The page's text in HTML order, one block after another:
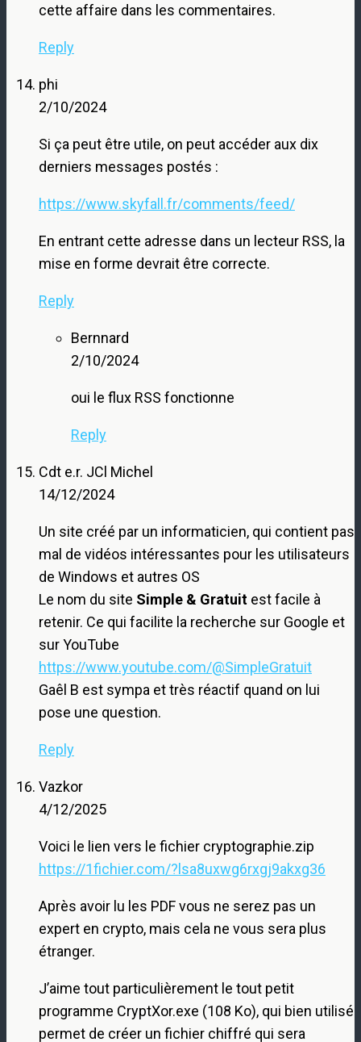
cette affaire dans les commentaires.
Reply
phi
2/10/2024
Si ça peut être utile, on peut accéder aux dix
derniers messages postés :
https://www.skyfall.fr/comments/feed/
En entrant cette adresse dans un lecteur RSS, la
mise en forme devrait être correcte.
Reply
Bernnard
2/10/2024
oui le flux RSS fonctionne
Reply
Cdt e.r. JCl Michel
14/12/2024
Un site créé par un informaticien, qui contient pas
mal de vidéos intéressantes pour les utilisateurs
de Windows et autres OS
Le nom du site Simple & Gratuit est facile à
retenir. Ce qui facilite la recherche sur Google et
sur YouTube
https://www.youtube.com/@SimpleGratuit
Gaêl B est sympa et très réactif quand on lui
pose une question.
Reply
Vazkor
4/12/2025
Voici le lien vers le fichier cryptographie.zip
https://1fichier.com/?lsa8uxwg6rxgj9akxg36
Après avoir lu les PDF vous ne serez pas un
expert en crypto, mais cela ne vous sera plus
étranger.
J’aime tout particulièrement le tout petit
programme CryptXor.exe (108 Ko), qui bien utilisé
permet de créer un fichier chiffré qui sera